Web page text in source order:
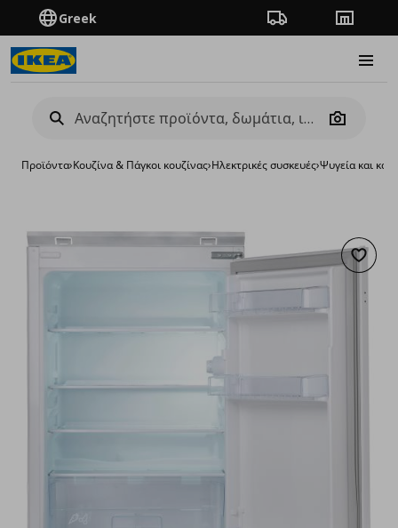
Greek Πορεία παραγγελίας
Camera
Προϊόντα›Κουζίνα & Πάγκοι κουζίνας›Ηλεκτρικές συσκευές›Ψυγεία και